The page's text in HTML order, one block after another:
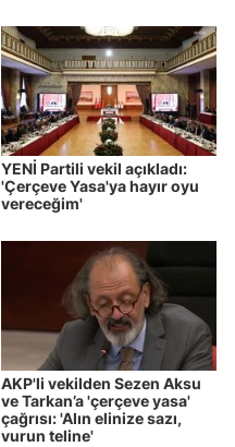
YENİ Partili vekil açıkladı:
'Çerçeve Yasa'ya hayır oyu
vereceğim'
AKP'li vekilden Sezen Aksu
ve Tarkan’a 'çerçeve yasa'
çağrısı: 'Alın elinize sazı,
vurun teline'